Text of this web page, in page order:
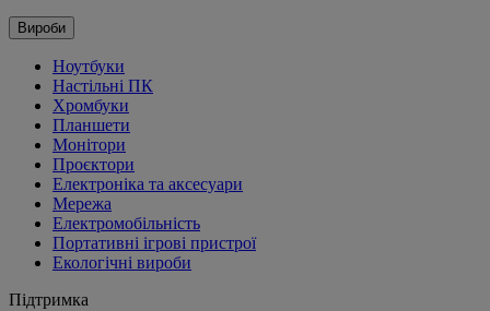
Вироби
Ноутбуки
Настільні ПК
Хромбуки
Планшети
Монітори
Проєктори
Електроніка та аксесуари
Мережа
Електромобільність
Портативні ігрові пристрої
Екологічні вироби
Підтримка